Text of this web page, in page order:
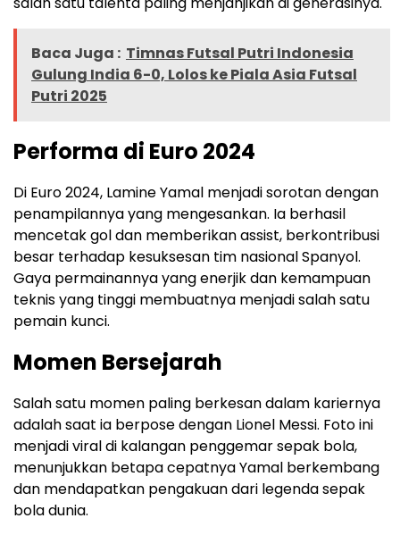
Baca Juga : Timnas Futsal Putri Indonesia
Gulung India 6-0, Lolos ke Piala Asia Futsal
Putri 2025
Performa di Euro 2024
Di Euro 2024, Lamine Yamal menjadi sorotan dengan
penampilannya yang mengesankan. Ia berhasil
mencetak gol dan memberikan assist, berkontribusi
besar terhadap kesuksesan tim nasional Spanyol.
Gaya permainannya yang enerjik dan kemampuan
teknis yang tinggi membuatnya menjadi salah satu
pemain kunci.
Momen Bersejarah
Salah satu momen paling berkesan dalam kariernya
adalah saat ia berpose dengan Lionel Messi. Foto ini
menjadi viral di kalangan penggemar sepak bola,
menunjukkan betapa cepatnya Yamal berkembang
dan mendapatkan pengakuan dari legenda sepak
bola dunia.